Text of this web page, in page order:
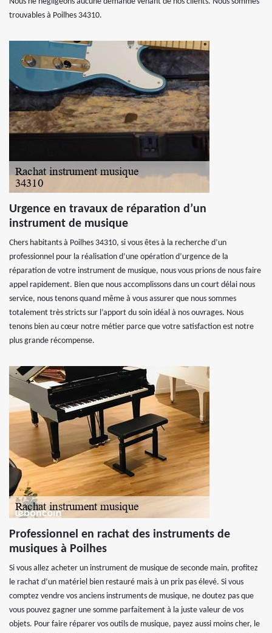
trouvables à Poilhes 34310.
Urgence en travaux de réparation d’un
instrument de musique
Chers habitants à Poilhes 34310, si vous êtes à la recherche d’un
professionnel pour la réalisation d’une opération d’urgence de la
réparation de votre instrument de musique, nous vous prions de nous faire
appel rapidement. Bien que nous accomplissons dans un court délai nous
service, nous tenons quand même à vous assurer que nous sommes
totalement très stricts sur l’apport du soin idéal à nos ouvrages. Nous
tenons bien au cœur notre métier parce que votre satisfaction est notre
plus grande récompense.
Professionnel en rachat des instruments de
musiques à Poilhes
Si vous allez acheter un instrument de musique de seconde main, profitez
le rachat d’un matériel bien restauré mais à un prix pas élevé. Si vous
comptez vendre vos anciens instruments de musique, ne doutez pas que
vous pouvez gagner une somme parfaitement à la juste valeur de vos
objets. Pour faire réparer vos outils de musique, payez aussi moins cher, le